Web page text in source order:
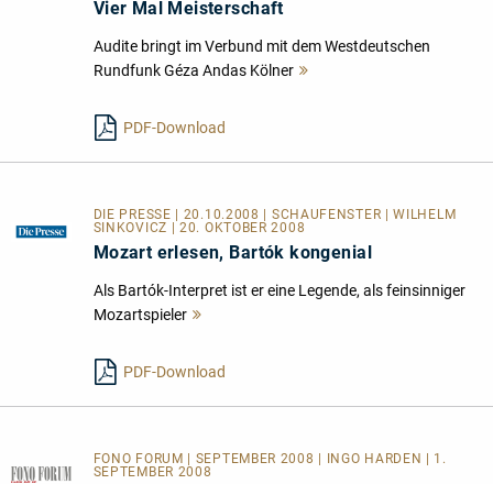
Vier Mal Meisterschaft
Audite bringt im Verbund mit dem Westdeutschen
Rundfunk Géza Andas Kölner
PDF-Download
DIE PRESSE | 20.10.2008 | SCHAUFENSTER | WILHELM
SINKOVICZ | 20. OKTOBER 2008
Mozart erlesen, Bartók kongenial
Als Bartók-Interpret ist er eine Legende, als feinsinniger
Mozartspieler
PDF-Download
FONO FORUM | SEPTEMBER 2008 | INGO HARDEN | 1.
SEPTEMBER 2008